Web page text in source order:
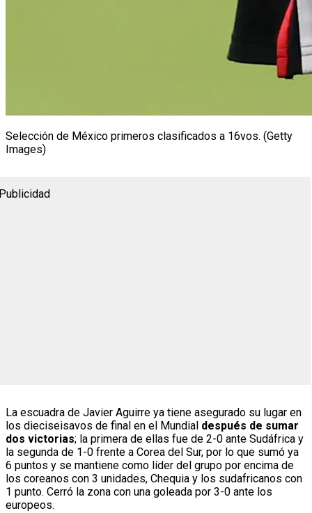
Selección de México primeros clasificados a 16vos. (Getty
Images)
La escuadra de Javier Aguirre ya tiene asegurado su lugar en
los dieciseisavos de final en el Mundial después de sumar
dos victorias; la primera de ellas fue de 2-0 ante Sudáfrica y
la segunda de 1-0 frente a Corea del Sur, por lo que sumó ya
6 puntos y se mantiene como líder del grupo por encima de
los coreanos con 3 unidades, Chequia y los sudafricanos con
1 punto. Cerró la zona con una goleada por 3-0 ante los
europeos.